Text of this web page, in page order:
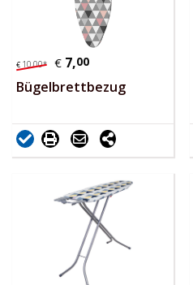
€ 10,00* € 7,00
Bügelbrettbezug